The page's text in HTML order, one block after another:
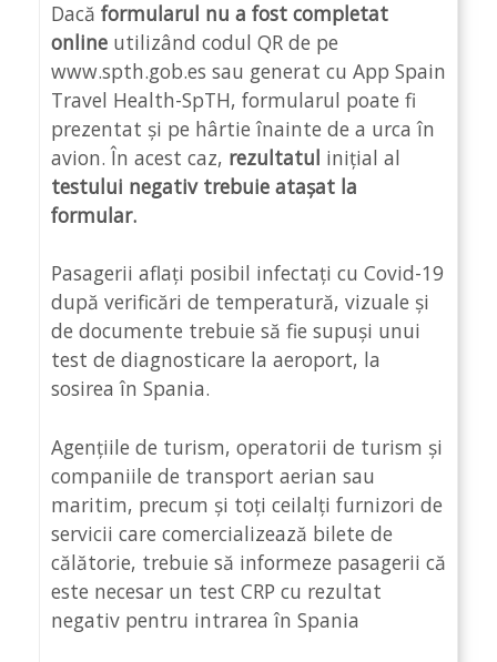
Dacă formularul nu a fost completat
online utilizând codul QR de pe
www.spth.gob.es sau generat cu App Spain
Travel Health-SpTH, formularul poate fi
prezentat și pe hârtie înainte de a urca în
avion. În acest caz, rezultatul inițial al
testului negativ trebuie atașat la
formular.
Pasagerii aflați posibil infectați cu Covid-19
după verificări de temperatură, vizuale și
de documente trebuie să fie supuși unui
test de diagnosticare la aeroport, la
sosirea în Spania.
Agențiile de turism, operatorii de turism și
companiile de transport aerian sau
maritim, precum și toți ceilalți furnizori de
servicii care comercializează bilete de
călătorie, trebuie să informeze pasagerii că
este necesar un test CRP cu rezultat
negativ pentru intrarea în Spania